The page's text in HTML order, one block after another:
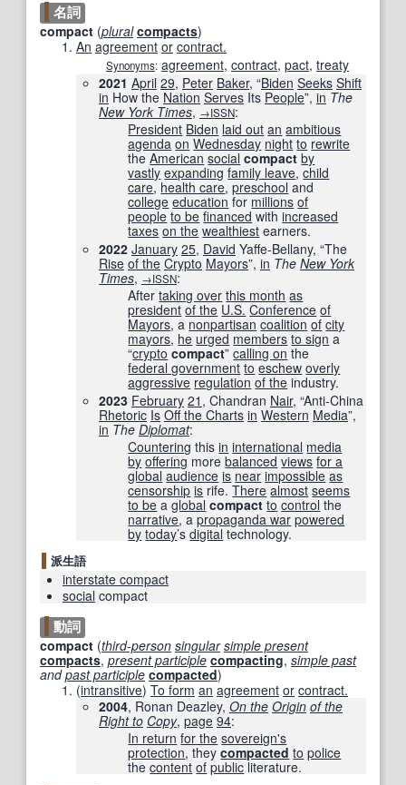
名詞
compact (plural compacts)
An agreement or contract.
Synonyms: agreement, contract, pact, treaty
2021 April 29, Peter Baker, “Biden Seeks Shift
in How the Nation Serves Its People”, in The
New York Times‎, →ISSN:
President Biden laid out an ambitious
agenda on Wednesday night to rewrite
theAmerican social compact by
vastly expanding family leave,child
care, health care,preschool and
college education for millions of
people to be financed withincreased
taxes on the wealthiest earners.
2022 January 25, David Yaffe-Bellany, “The
Rise of the Crypto Mayors”, in The New York
Times‎, →ISSN:
Aftertaking over this month as
president of the U.S. Conference of
Mayors, a nonpartisan coalition of city
mayors, he urged members to sign a
“crypto compact”calling on the
federal government to eschew overly
aggressive regulation of the industry.
2023 February 21 , Chandran Nair, “Anti-China
Rhetoric Is Off the Charts in Western Media”,
in The Diplomat‎:
Countering thisin international media
by offeringmorebalanced views for a
global audience is near impossible as
censorship is rife.There almost seems
to be aglobal compact to control the
narrative, apropaganda war powered
by today’sdigital technology.
派生語
interstate compact
social compact
動詞
compact (third-person singular simple present
compacts, present participle compacting, simple past
andpast participle compacted)
(intransitive) To form an agreement or contract.
2004, Ronan Deazley, On the Origin of the
Right to Copy, page 94:
In return for the sovereign's
protection, theycompacted to police
thecontent of publicliterature.